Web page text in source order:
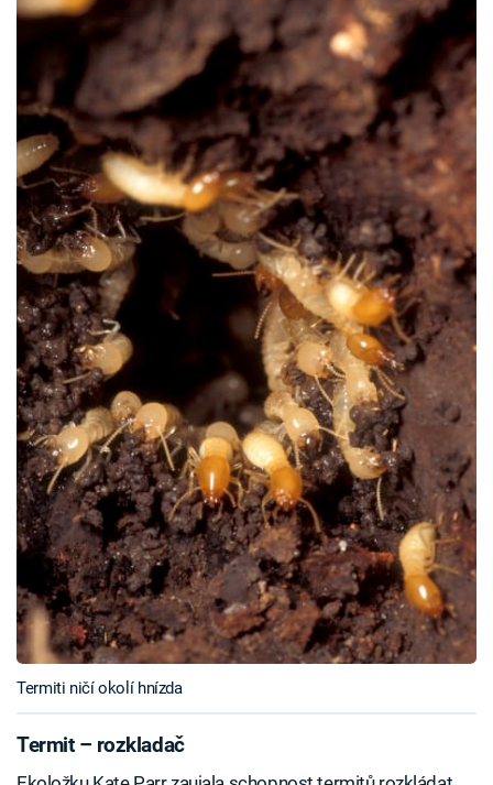
Termiti ničí okolí hnízda
Termit – rozkladač